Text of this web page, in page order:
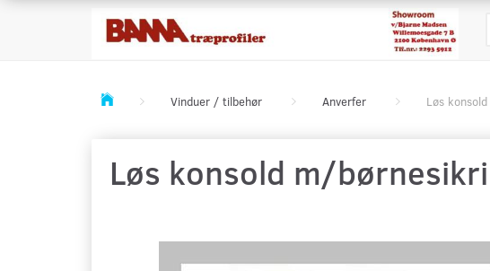
Vinduer / tilbehør Anverfer Løs
Løs konsold m/